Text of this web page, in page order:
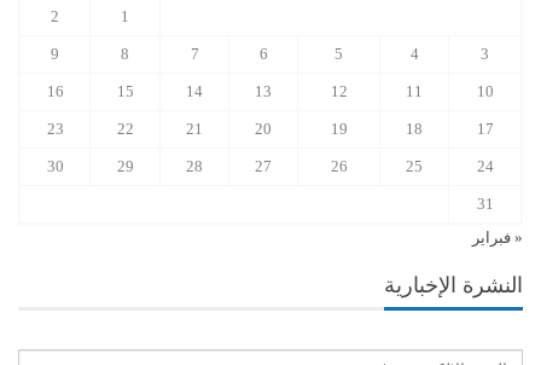
1
2
3
4
5
6
7
8
9
10
11
12
13
14
15
16
17
18
19
20
21
22
23
24
25
26
27
28
29
30
31
« فبراير
النشرة الإخبارية